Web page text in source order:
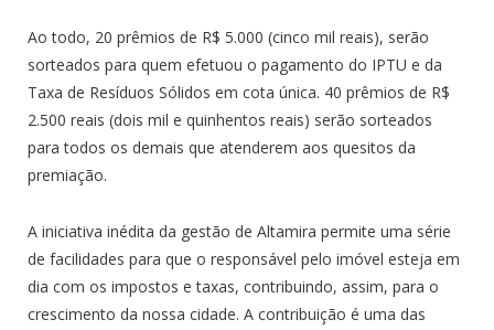
Ao todo, 20 prêmios de R$ 5.000 (cinco mil reais), serão
sorteados para quem efetuou o pagamento do IPTU e da
Taxa de Resíduos Sólidos em cota única. 40 prêmios de R$
2.500 reais (dois mil e quinhentos reais) serão sorteados
para todos os demais que atenderem aos quesitos da
premiação.
A iniciativa inédita da gestão de Altamira permite uma série
de facilidades para que o responsável pelo imóvel esteja em
dia com os impostos e taxas, contribuindo, assim, para o
crescimento da nossa cidade. A contribuição é uma das